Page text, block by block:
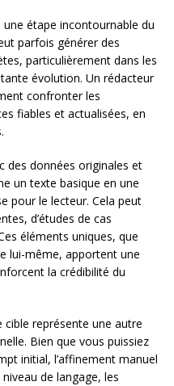
étape incontournable du
parfois générer des
particulièrement dans les
évolution. Un rédacteur
confronter les
fiables et actualisées, en
des données originales et
un texte basique en une
pour le lecteur. Cela peut
d’études de cas
éléments uniques, que
lui-même, apportent une
la crédibilité du
cible représente une autre
Bien que vous puissiez
initial, l’affinement manuel
de langage, les